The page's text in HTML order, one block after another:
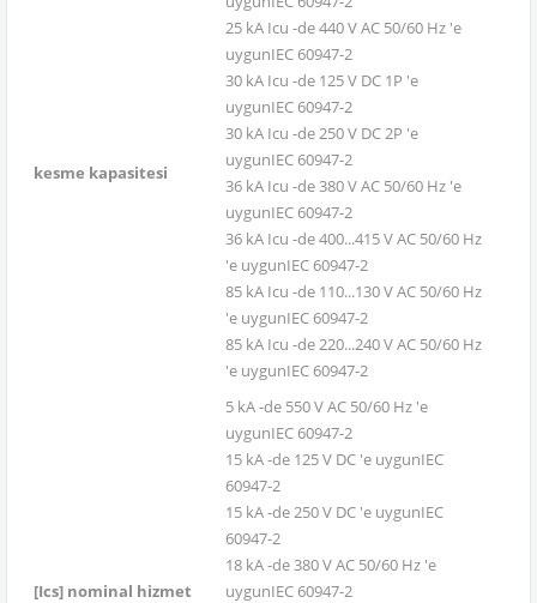
kesme kapasitesi
25 kA Icu -de 440 V AC 50/60 Hz 'e
uygunIEC 60947-2
30 kA Icu -de 125 V DC 1P 'e
uygunIEC 60947-2
30 kA Icu -de 250 V DC 2P 'e
uygunIEC 60947-2
36 kA Icu -de 380 V AC 50/60 Hz 'e
uygunIEC 60947-2
36 kA Icu -de 400...415 V AC 50/60 Hz
'e uygunIEC 60947-2
85 kA Icu -de 110...130 V AC 50/60 Hz
'e uygunIEC 60947-2
85 kA Icu -de 220...240 V AC 50/60 Hz
'e uygunIEC 60947-2
[Ics] nominal hizmet
5 kA -de 550 V AC 50/60 Hz 'e
uygunIEC 60947-2
15 kA -de 125 V DC 'e uygunIEC
60947-2
15 kA -de 250 V DC 'e uygunIEC
60947-2
18 kA -de 380 V AC 50/60 Hz 'e
uygunIEC 60947-2